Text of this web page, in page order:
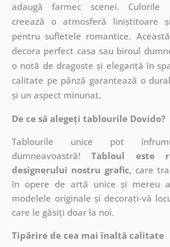
adaugă farmec scenei. Culorile
creează o atmosferă liniștitoare
pentru sufletele romantice.
decora perfect casa sau biroul
o notă de dragoste și eleganță în
calitate pe pânză garantează o
și un aspect minunat.
De ce să alegeți tablourile Dovido?
Tablourile unice pot
dumneavoastră!Tabloul este
designerului nostru grafic, care
în opere de artă unice și mereu
modelele originale și decorați-vă
care le găsiți doar la noi.
Tipărire de cea mai înaltă calitate